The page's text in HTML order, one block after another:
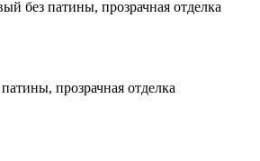
без патины, прозрачная отделка
прозрачная отделка